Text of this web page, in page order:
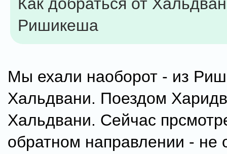
Ришикеша
Мы ехали наоборот - из
Хальдвани. Поездом
Хальдвани. Сейчас
обратном направлении - не